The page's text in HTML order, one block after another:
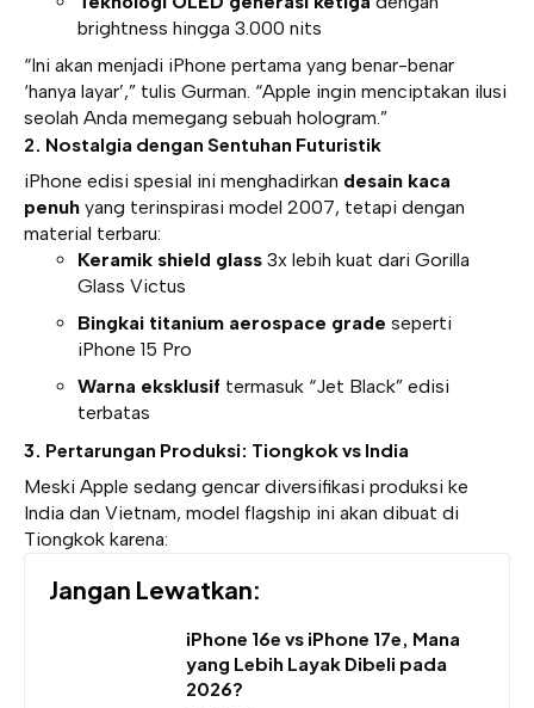
brightness hingga 3.000 nits
“Ini akan menjadi iPhone pertama yang benar-benar
‘hanya layar’,” tulis Gurman. “Apple ingin menciptakan ilusi
seolah Anda memegang sebuah hologram.”
2. Nostalgia dengan Sentuhan Futuristik
iPhone edisi spesial ini menghadirkan desain kaca
penuh yang terinspirasi model 2007, tetapi dengan
material terbaru:
Keramik shield glass 3x lebih kuat dari Gorilla
Glass Victus
Bingkai titanium aerospace grade seperti
iPhone 15 Pro
Warna eksklusif termasuk “Jet Black” edisi
terbatas
3. Pertarungan Produksi: Tiongkok vs India
Meski Apple sedang gencar diversifikasi produksi ke
India dan Vietnam, model flagship ini akan dibuat di
Tiongkok karena:
Jangan Lewatkan:
iPhone 16e vs iPhone 17e, Mana
yang Lebih Layak Dibeli pada
2026?